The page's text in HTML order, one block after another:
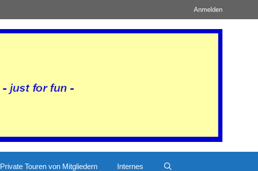
Anmelden
Private Touren von Mitgliedern Internes